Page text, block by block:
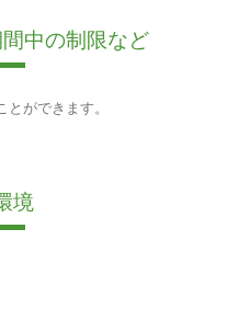
中の制限など
ができます。
境